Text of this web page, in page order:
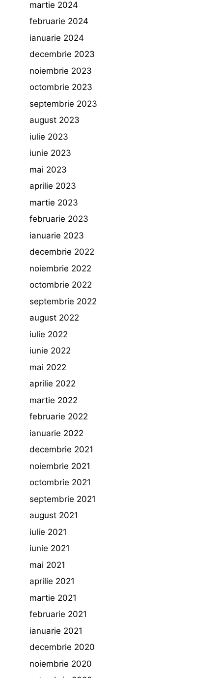
martie 2024
februarie 2024
ianuarie 2024
decembrie 2023
noiembrie 2023
octombrie 2023
septembrie 2023
august 2023
iulie 2023
iunie 2023
mai 2023
aprilie 2023
martie 2023
februarie 2023
ianuarie 2023
decembrie 2022
noiembrie 2022
octombrie 2022
septembrie 2022
august 2022
iulie 2022
iunie 2022
mai 2022
aprilie 2022
martie 2022
februarie 2022
ianuarie 2022
decembrie 2021
noiembrie 2021
octombrie 2021
septembrie 2021
august 2021
iulie 2021
iunie 2021
mai 2021
aprilie 2021
martie 2021
februarie 2021
ianuarie 2021
decembrie 2020
noiembrie 2020